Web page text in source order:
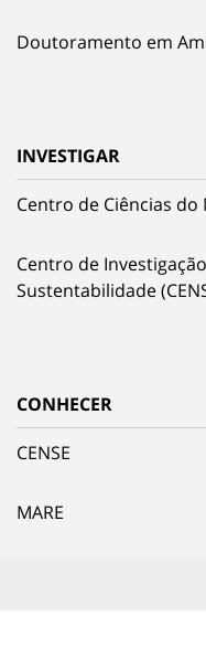
Doutoramento em
INVESTIGAR
Centro de Ciências do
Centro de
Sustentabilidade
CONHECER
CENSE
MARE